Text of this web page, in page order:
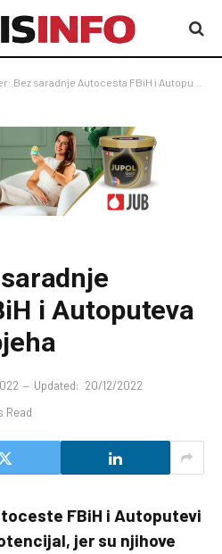
saradnje Autocesta FBiH i Autoputeva RS nema uspjeha
i Autoputeva
Updated: 20/12/2022
Read
FBiH i Autoputevi
jer su njihove